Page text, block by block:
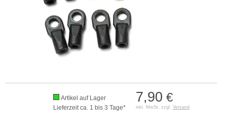
7,90 €
inkl. MwSt. zzgl. Versand
Artikel auf Lager
Lieferzeit ca. 1 bis 3 Tage*